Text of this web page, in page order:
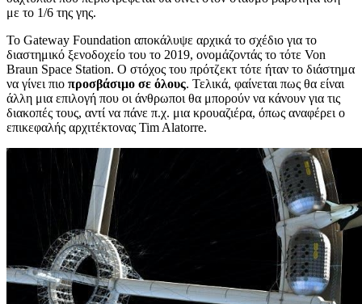
με το 1/6 της γης.
Το Gateway Foundation αποκάλυψε αρχικά το σχέδιο για το
διαστημικό ξενοδοχείο του το 2019, ονομάζοντάς το τότε Von
Braun Space Station. Ο στόχος του πρότζεκτ τότε ήταν το διάστημα
να γίνει πιο προσβάσιμο σε όλους. Τελικά, φαίνεται πως θα είναι
άλλη μια επιλογή που οι άνθρωποι θα μπορούν να κάνουν για τις
διακοπές τους, αντί να πάνε π.χ. μια κρουαζιέρα, όπως αναφέρει ο
επικεφαλής αρχιτέκτονας Tim Alatorre.